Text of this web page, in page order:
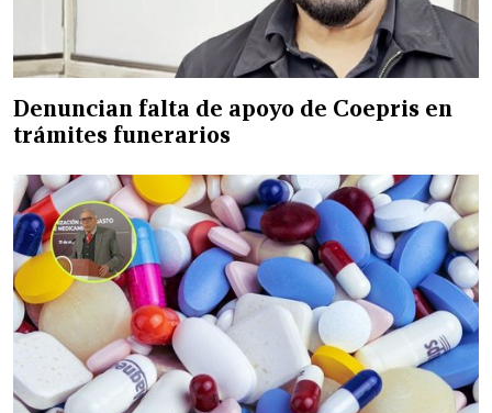
Denuncian falta de apoyo de Coepris en
trámites funerarios